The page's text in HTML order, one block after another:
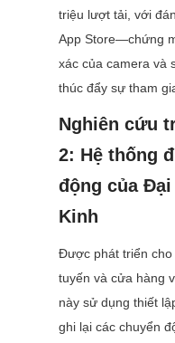
triệu lượt tải, với
App Store—chứng
xác của camera và
thúc đẩy sự tham
Nghiên cứu
2: Hệ thống
động của Đại
Kinh
Được phát triển
tuyến và cửa hàng
này sử dụng thiết
ghi lại các chuyển